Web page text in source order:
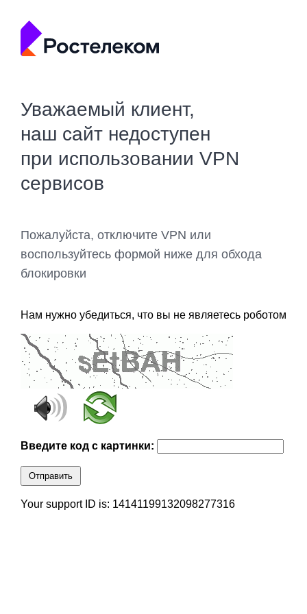
Уважаемый клиент,
наш сайт недоступен
при использовании VPN
сервисов
Пожалуйста, отключите VPN или
воспользуйтесь формой ниже для обхода
блокировки
Нам нужно убедиться, что вы не являетесь роботом
Введите код с картинки:
Отправить
Your support ID is: 14141199132098277316